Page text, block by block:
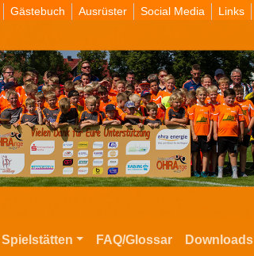
Gästebuch Ausrüster Social Media Links
Spielstätten FAQ/Glossar Downloads